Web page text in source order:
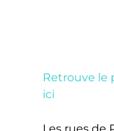
Retrouve le
ici